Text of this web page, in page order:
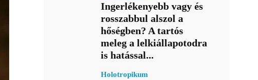
Ingerlékenyebb vagy és
rosszabbul alszol a
hőségben? A tartós
meleg a lelkiállapotodra
is hatással...
Holotropikum